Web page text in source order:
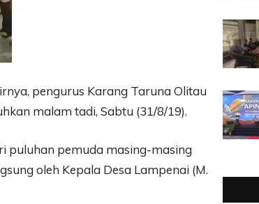
pengurus Karang Taruna Olitau
malam tadi, Sabtu (31/8/19).
puluhan pemuda masing-masing
oleh Kepala Desa Lampenai (M.